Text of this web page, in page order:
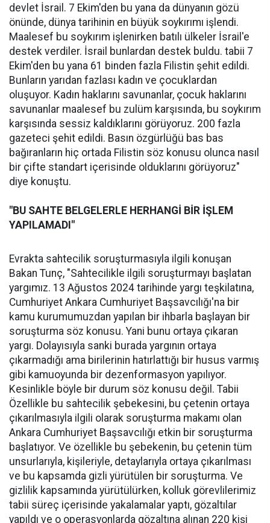
devlet İsrail. 7 Ekim'den bu yana da dünyanın gözü
önünde, dünya tarihinin en büyük soykırımı işlendi.
Maalesef bu soykırım işlenirken batılı ülkeler İsrail'e
destek verdiler. İsrail bunlardan destek buldu. tabii 7
Ekim'den bu yana 61 binden fazla Filistin şehit edildi.
Bunların yarıdan fazlası kadın ve çocuklardan
oluşuyor. Kadın haklarını savunanlar, çocuk haklarını
savunanlar maalesef bu zulüm karşısında, bu soykırım
karşısında sessiz kaldıklarını görüyoruz. 200 fazla
gazeteci şehit edildi. Basın özgürlüğü bas bas
bağıranların hiç ortada Filistin söz konusu olunca nasıl
bir çifte standart içerisinde olduklarını görüyoruz"
diye konuştu.
"BU SAHTE BELGELERLE HERHANGİ BİR İŞLEM
YAPILAMADI"
Evrakta sahtecilik soruşturmasıyla ilgili konuşan
Bakan Tunç, "Sahtecilikle ilgili soruşturmayı başlatan
yargımız. 13 Ağustos 2024 tarihinde yargı teşkilatına,
Cumhuriyet Ankara Cumhuriyet Başsavcılığı'na bir
kamu kurumumuzdan yapılan bir ihbarla başlayan bir
soruşturma söz konusu. Yani bunu ortaya çıkaran
yargı. Dolayısıyla sanki burada yargının ortaya
çıkarmadığı ama birilerinin hatırlattığı bir husus varmış
gibi kamuoyunda bir dezenformasyon yapılıyor.
Kesinlikle böyle bir durum söz konusu değil. Tabii
Özellikle bu sahtecilik şebekesini, bu çetenin ortaya
çıkarılmasıyla ilgili olarak soruşturma makamı olan
Ankara Cumhuriyet Başsavcılığı etkin bir soruşturma
başlatıyor. Ve özellikle bu şebekenin, bu çetenin tüm
unsurlarıyla, kişileriyle, detaylarıyla ortaya çıkarılması
ve bu kapsamda gizli yürütülen bir soruşturma. Ve
gizlilik kapsamında yürütülürken, kolluk görevlilerimiz
tabii süreç içerisinde yakalamalar yaptı, gözaltılar
yapıldı ve o operasyonlarda gözaltına alınan 220 kişi